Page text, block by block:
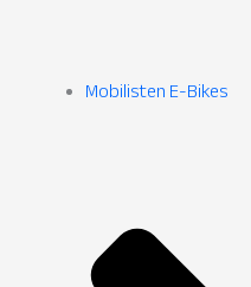
Mobilisten E-Bikes